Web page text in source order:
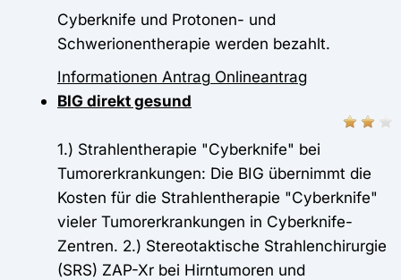
Cyberknife und Protonen- und
Schwerionentherapie werden bezahlt.
Informationen Antrag Onlineantrag
BIG direkt gesund
1.) Strahlentherapie "Cyberknife" bei
Tumorerkrankungen: Die BIG übernimmt die
Kosten für die Strahlentherapie "Cyberknife"
vieler Tumorerkrankungen in Cyberknife-
Zentren. 2.) Stereotaktische Strahlenchirurgie
(SRS) ZAP-Xr bei Hirntumoren und